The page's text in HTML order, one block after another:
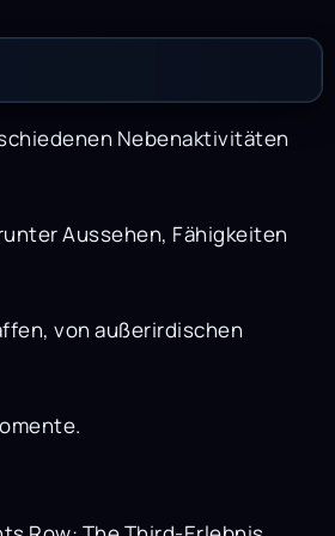
Nebenaktivitäten
Aussehen, Fähigkeiten
von außerirdischen